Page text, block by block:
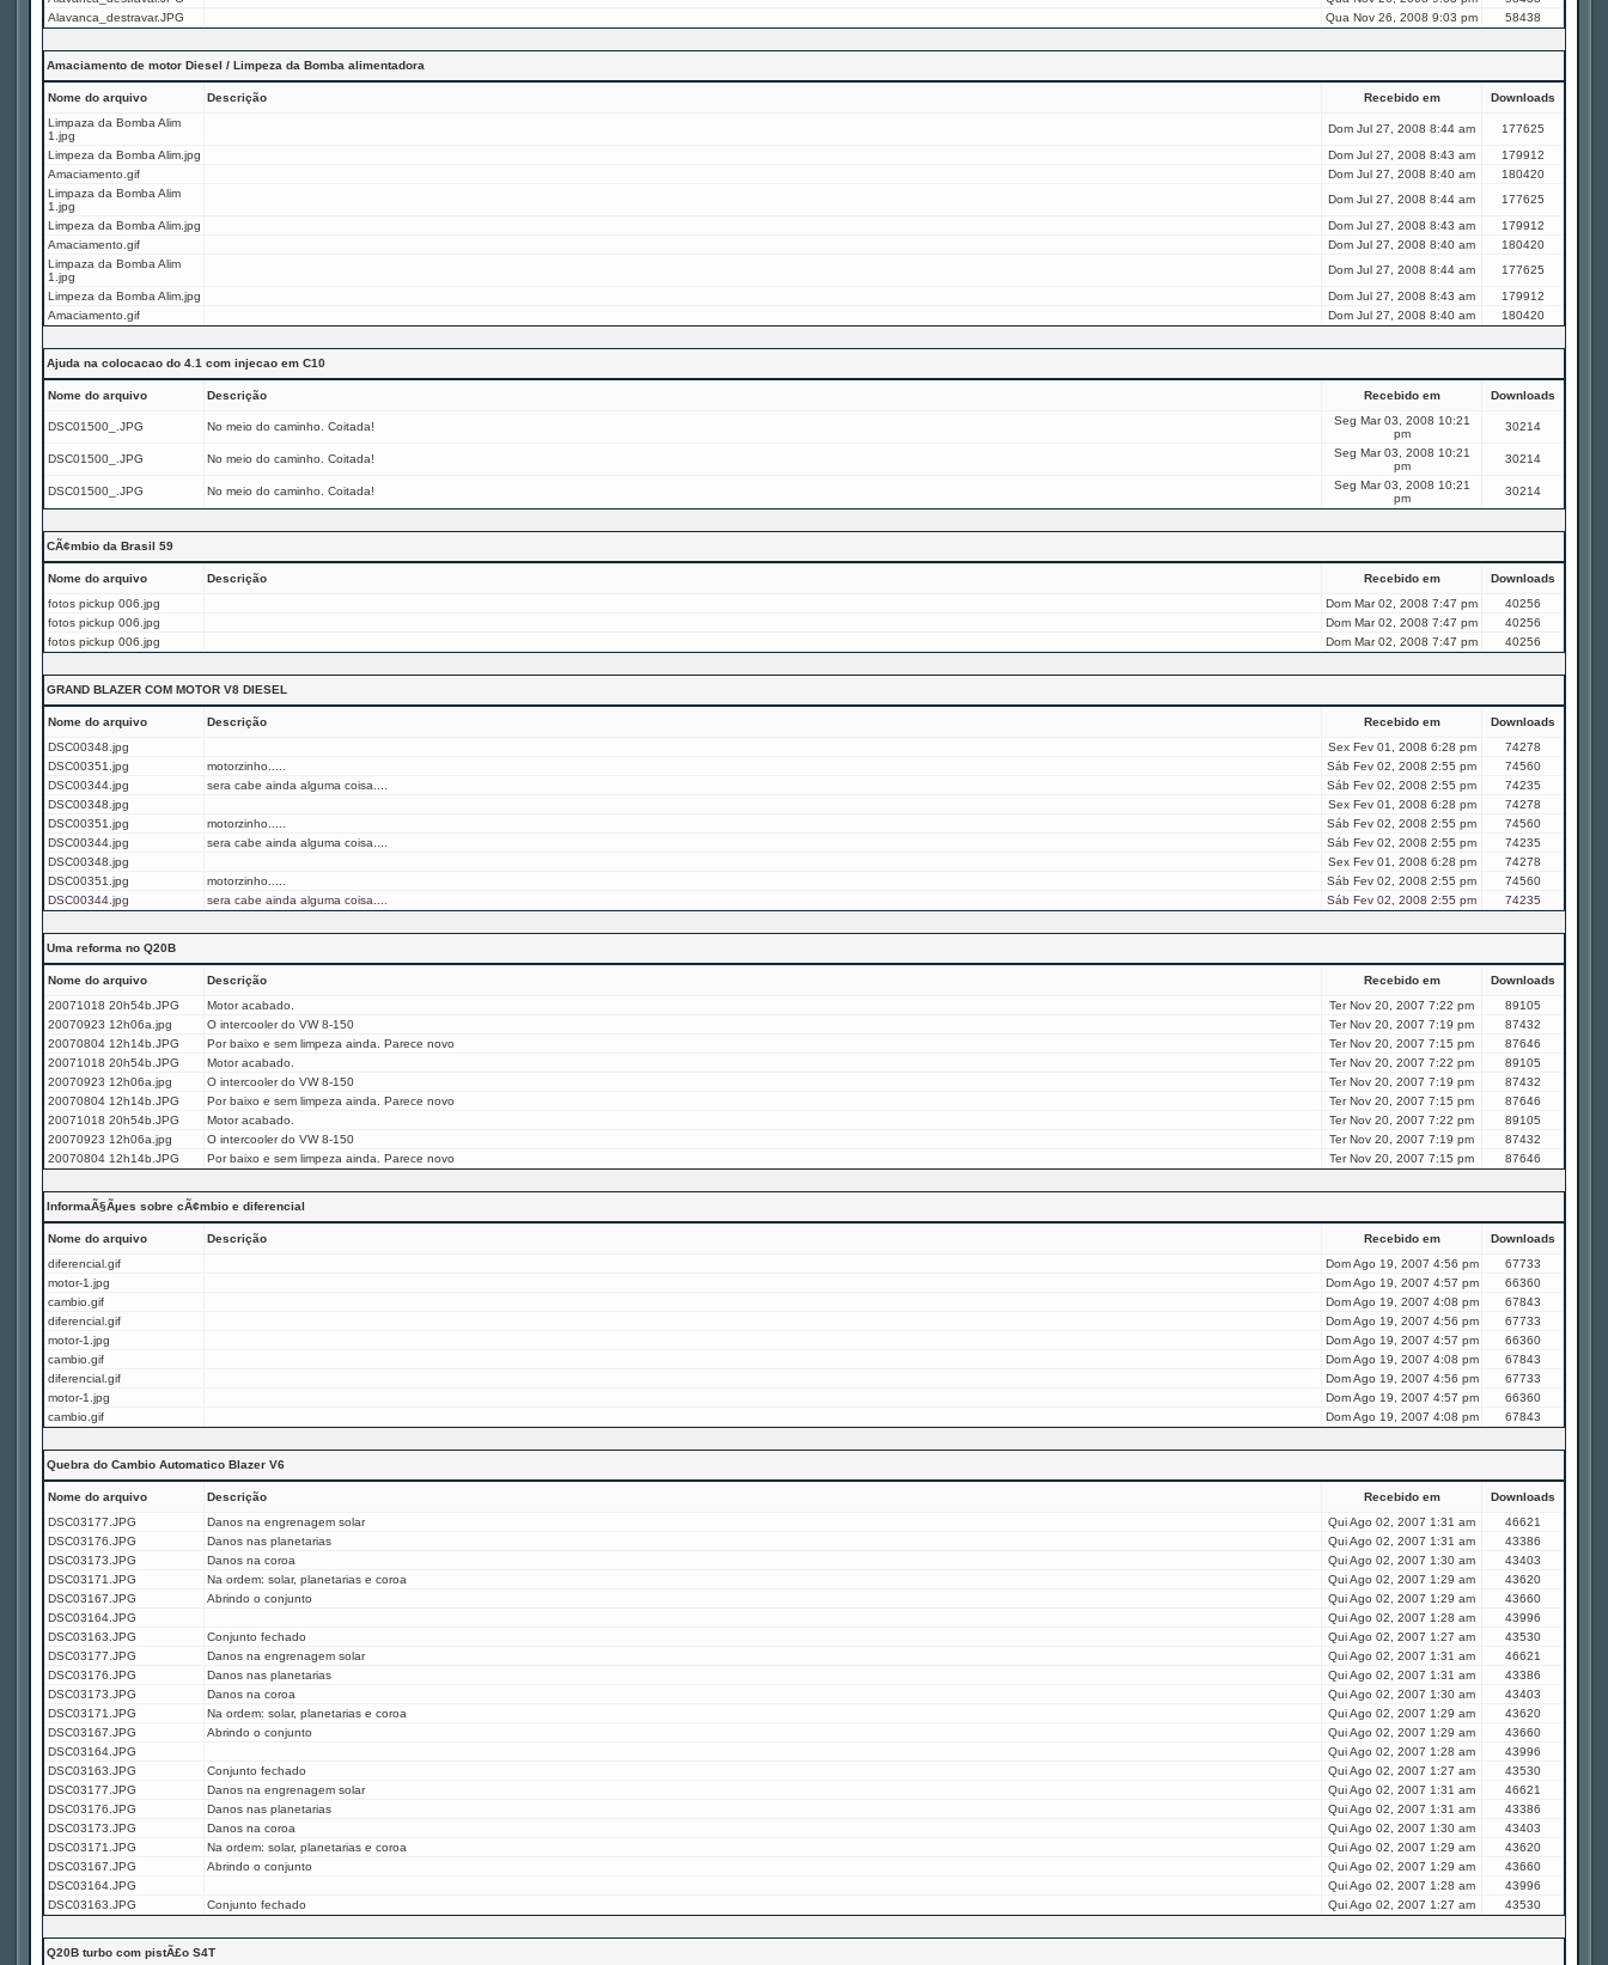
Alavanca_destravar.JPG
Qua Nov 26, 2008 9:03 pm 58438
Amaciamento de motor Diesel / Limpeza da Bomba alimentadora
Nome do arquivo Descrição Recebido em
Downloads
Limpaza da Bomba Alim
1.jpg
Dom Jul 27, 2008 8:44 am
177625
Limpeza da Bomba Alim.jpg
Dom Jul 27, 2008 8:43 am
179912
Amaciamento.gif
Dom Jul 27, 2008 8:40 am
180420
Limpaza da Bomba Alim
1.jpg
Dom Jul 27, 2008 8:44 am
177625
Limpeza da Bomba Alim.jpg
Dom Jul 27, 2008 8:43 am
179912
Amaciamento.gif
Dom Jul 27, 2008 8:40 am
180420
Limpaza da Bomba Alim
1.jpg
Dom Jul 27, 2008 8:44 am
177625
Limpeza da Bomba Alim.jpg
Dom Jul 27, 2008 8:43 am
179912
Amaciamento.gif
Dom Jul 27, 2008 8:40 am 180420
Ajuda na colocacao do 4.1 com injecao em C10
Nome do arquivo Descrição Recebido em Downloads
DSC01500_.JPG No meio do caminho. Coitada!
Seg Mar 03, 2008 10:21
pm
30214
DSC01500_.JPG No meio do caminho. Coitada!
Seg Mar 03, 2008 10:21
pm
30214
DSC01500_.JPG No meio do caminho. Coitada!
Seg Mar 03, 2008 10:21
pm
30214
CÃ¢mbio da Brasil 59
Nome do arquivo Descrição Recebido em
Downloads
fotos pickup 006.jpg
Dom Mar 02, 2008 7:47 pm
40256
fotos pickup 006.jpg
Dom Mar 02, 2008 7:47 pm
40256
fotos pickup 006.jpg
Dom Mar 02, 2008 7:47 pm 40256
GRAND BLAZER COM MOTOR V8 DIESEL
Nome do arquivo Descrição Recebido em
Downloads
DSC00348.jpg
Sex Fev 01, 2008 6:28 pm
74278
DSC00351.jpg
motorzinho..... Sáb Fev 02, 2008 2:55 pm
74560
DSC00344.jpg
sera cabe ainda alguma coisa.... Sáb Fev 02, 2008 2:55 pm
74235
DSC00348.jpg
Sex Fev 01, 2008 6:28 pm
74278
DSC00351.jpg
motorzinho..... Sáb Fev 02, 2008 2:55 pm
74560
DSC00344.jpg
sera cabe ainda alguma coisa.... Sáb Fev 02, 2008 2:55 pm
74235
DSC00348.jpg
Sex Fev 01, 2008 6:28 pm
74278
DSC00351.jpg
motorzinho..... Sáb Fev 02, 2008 2:55 pm
74560
DSC00344.jpg
sera cabe ainda alguma coisa.... Sáb Fev 02, 2008 2:55 pm 74235
Uma reforma no Q20B
Nome do arquivo Descrição Recebido em
Downloads
20071018 20h54b.JPG
Motor acabado. Ter Nov 20, 2007 7:22 pm
89105
20070923 12h06a.jpg
O intercooler do VW 8-150 Ter Nov 20, 2007 7:19 pm
87432
20070804 12h14b.JPG
Por baixo e sem limpeza ainda. Parece novo Ter Nov 20, 2007 7:15 pm
87646
20071018 20h54b.JPG
Motor acabado. Ter Nov 20, 2007 7:22 pm
89105
20070923 12h06a.jpg
O intercooler do VW 8-150 Ter Nov 20, 2007 7:19 pm
87432
20070804 12h14b.JPG
Por baixo e sem limpeza ainda. Parece novo Ter Nov 20, 2007 7:15 pm
87646
20071018 20h54b.JPG
Motor acabado. Ter Nov 20, 2007 7:22 pm
89105
20070923 12h06a.jpg
O intercooler do VW 8-150 Ter Nov 20, 2007 7:19 pm
87432
20070804 12h14b.JPG
Por baixo e sem limpeza ainda. Parece novo Ter Nov 20, 2007 7:15 pm 87646
InformaÃ§Ãµes sobre cÃ¢mbio e diferencial
Nome do arquivo Descrição Recebido em
Downloads
diferencial.gif
Dom Ago 19, 2007 4:56 pm
67733
motor-1.jpg
Dom Ago 19, 2007 4:57 pm
66360
cambio.gif
Dom Ago 19, 2007 4:08 pm
67843
diferencial.gif
Dom Ago 19, 2007 4:56 pm
67733
motor-1.jpg
Dom Ago 19, 2007 4:57 pm
66360
cambio.gif
Dom Ago 19, 2007 4:08 pm
67843
diferencial.gif
Dom Ago 19, 2007 4:56 pm
67733
motor-1.jpg
Dom Ago 19, 2007 4:57 pm
66360
cambio.gif
Dom Ago 19, 2007 4:08 pm 67843
Quebra do Cambio Automatico Blazer V6
Nome do arquivo Descrição Recebido em
Downloads
DSC03177.JPG
Danos na engrenagem solar Qui Ago 02, 2007 1:31 am
46621
DSC03176.JPG
Danos nas planetarias Qui Ago 02, 2007 1:31 am
43386
DSC03173.JPG
Danos na coroa Qui Ago 02, 2007 1:30 am
43403
DSC03171.JPG
Na ordem: solar, planetarias e coroa Qui Ago 02, 2007 1:29 am
43620
DSC03167.JPG
Abrindo o conjunto Qui Ago 02, 2007 1:29 am
43660
DSC03164.JPG
Qui Ago 02, 2007 1:28 am
43996
DSC03163.JPG
Conjunto fechado Qui Ago 02, 2007 1:27 am
43530
DSC03177.JPG
Danos na engrenagem solar Qui Ago 02, 2007 1:31 am
46621
DSC03176.JPG
Danos nas planetarias Qui Ago 02, 2007 1:31 am
43386
DSC03173.JPG
Danos na coroa Qui Ago 02, 2007 1:30 am
43403
DSC03171.JPG
Na ordem: solar, planetarias e coroa Qui Ago 02, 2007 1:29 am
43620
DSC03167.JPG
Abrindo o conjunto Qui Ago 02, 2007 1:29 am
43660
DSC03164.JPG
Qui Ago 02, 2007 1:28 am
43996
DSC03163.JPG
Conjunto fechado Qui Ago 02, 2007 1:27 am
43530
DSC03177.JPG
Danos na engrenagem solar Qui Ago 02, 2007 1:31 am
46621
DSC03176.JPG
Danos nas planetarias Qui Ago 02, 2007 1:31 am
43386
DSC03173.JPG
Danos na coroa Qui Ago 02, 2007 1:30 am
43403
DSC03171.JPG
Na ordem: solar, planetarias e coroa Qui Ago 02, 2007 1:29 am
43620
DSC03167.JPG
Abrindo o conjunto Qui Ago 02, 2007 1:29 am
43660
DSC03164.JPG
Qui Ago 02, 2007 1:28 am
43996
DSC03163.JPG
Conjunto fechado Qui Ago 02, 2007 1:27 am 43530
Q20B turbo com pistÃ£o S4T